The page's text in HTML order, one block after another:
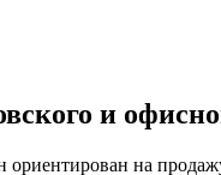
и
ориентирован на